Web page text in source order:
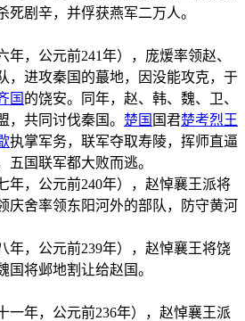
死剧辛，并俘获燕军二万人。
，公元前241年），庞煖率领赵、
，进攻秦国的蕞地，因没能攻克，于
国 的饶安。同年，赵、韩、魏、卫、
，共同讨伐秦国。 楚国 国君楚考烈王
执掌军务，联军夺取寿陵，挥师直逼
五国联军都大败而逃。
年，公元前240年），赵悼襄王派将
庆舍率领东阳河外的部队，防守黄河
年，公元前239年），赵悼襄王将饶
国将邺地割让给赵国。
一年，公元前236年），赵悼襄王派